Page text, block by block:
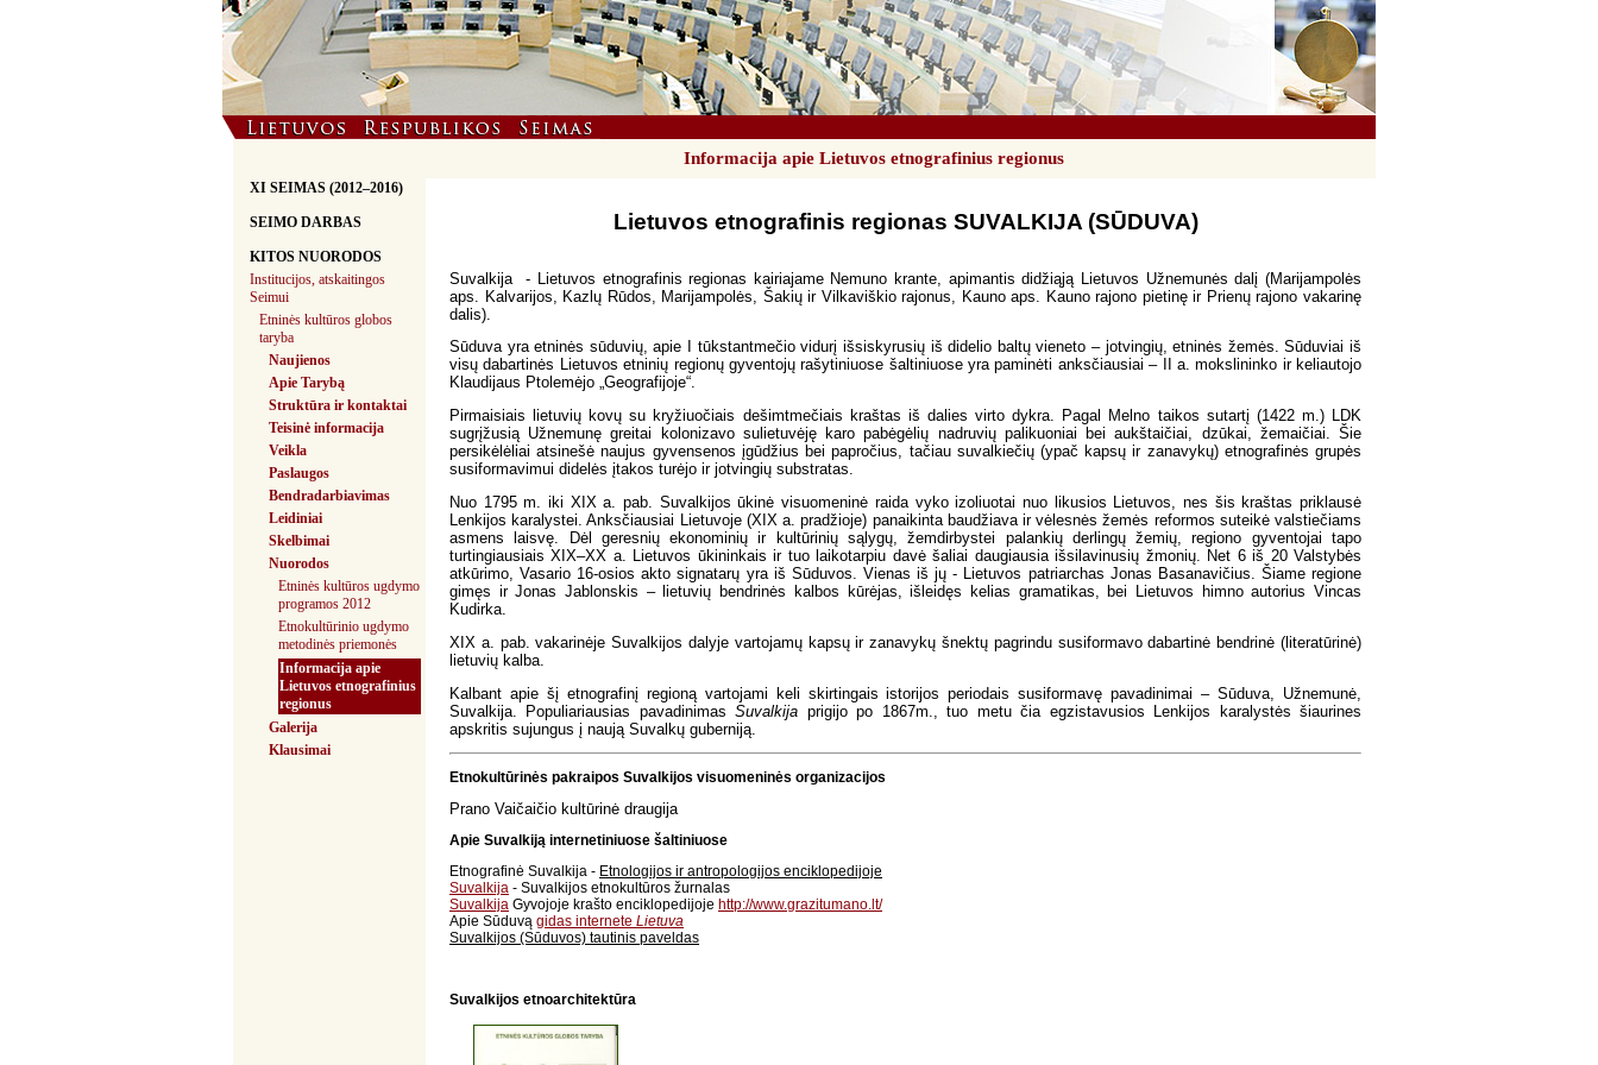
XI SEIMAS (2012–2016)
SEIMO DARBAS
KITOS NUORODOS
Institucijos, atskaitingos
Seimui
Etninės kultūros globos
taryba
Naujienos
Apie Tarybą
Struktūra ir kontaktai
Teisinė informacija
Veikla
Paslaugos
Bendradarbiavimas
Leidiniai
Skelbimai
Nuorodos
Etninės kultūros ugdymo
programos 2012
Etnokultūrinio ugdymo
metodinės priemonės
Informacija apie
Lietuvos etnografinius
regionus
Galerija
Klausimai
Informacija apie Lietuvos etnografinius regionus
Lietuvos etnografinis regionas SUVALKIJA (SŪDUVA)
Suvalkija - Lietuvos etnografinis regionas kairiajame Nemuno krante, apimantis didžiąją Lietuvos Užnemunės dalį (Marijampolės
aps. Kalvarijos, Kazlų Rūdos, Marijampolės, Šakių ir Vilkaviškio rajonus, Kauno aps. Kauno rajono pietinę ir Prienų rajono vakarinę
dalis).
Sūduva yra etninės sūduvių, apie I tūkstantmečio vidurį išsiskyrusių iš didelio baltų vieneto – jotvingių, etninės žemės. Sūduviai iš
visų dabartinės Lietuvos etninių regionų gyventojų rašytiniuose šaltiniuose yra paminėti anksčiausiai – II a. mokslininko ir keliautojo
Klaudijaus Ptolemėjo „Geografijoje“.
Pirmaisiais lietuvių kovų su kryžiuočiais dešimtmečiais kraštas iš dalies virto dykra. Pagal Melno taikos sutartį (1422 m.) LDK
sugrįžusią Užnemunę greitai kolonizavo sulietuvėję karo pabėgėlių nadruvių palikuoniai bei aukštaičiai, dzūkai, žemaičiai. Šie
persikėlėliai atsinešė naujus gyvensenos įgūdžius bei papročius, tačiau suvalkiečių (ypač kapsų ir zanavykų) etnografinės grupės
susiformavimui didelės įtakos turėjo ir jotvingių substratas.
Nuo 1795 m. iki XIX a. pab. Suvalkijos ūkinė visuomeninė raida vyko izoliuotai nuo likusios Lietuvos, nes šis kraštas priklausė
Lenkijos karalystei. Anksčiausiai Lietuvoje (XIX a. pradžioje) panaikinta baudžiava ir vėlesnės žemės reformos suteikė valstiečiams
asmens laisvę. Dėl geresnių ekonominių ir kultūrinių sąlygų, žemdirbystei palankių derlingų žemių, regiono gyventojai tapo
turtingiausiais XIX–XX a. Lietuvos ūkininkais ir tuo laikotarpiu davė šaliai daugiausia išsilavinusių žmonių. Net 6 iš 20 Valstybės
atkūrimo, Vasario 16-osios akto signatarų yra iš Sūduvos. Vienas iš jų - Lietuvos patriarchas Jonas Basanavičius. Šiame regione
gimęs ir Jonas Jablonskis – lietuvių bendrinės kalbos kūrėjas, išleidęs kelias gramatikas, bei Lietuvos himno autorius Vincas
Kudirka.
XIX a. pab. vakarinėje Suvalkijos dalyje vartojamų kapsų ir zanavykų šnektų pagrindu susiformavo dabartinė bendrinė (literatūrinė)
lietuvių kalba.
Kalbant apie šį etnografinį regioną vartojami keli skirtingais istorijos periodais susiformavę pavadinimai – Sūduva, Užnemunė,
Suvalkija. Populiariausias pavadinimasSuvalkija prigijo po 1867m., tuo metu čia egzistavusios Lenkijos karalystės šiaurines
apskritis sujungus į naują Suvalkų guberniją.
Etnokultūrinės pakraipos Suvalkijos visuomeninės organizacijos
Prano Vaičaičio kultūrinė draugija
Apie Suvalkiją internetiniuose šaltiniuose
Etnografinė Suvalkija - Etnologijos ir antropologijos enciklopedijoje
Suvalkija - Suvalkijos etnokultūros žurnalas
Suvalkija Gyvojoje krašto enciklopedijoje http://www.grazitumano.lt/
Apie Sūduvą gidas internete Lietuva
Suvalkijos (Sūduvos) tautinis paveldas
Suvalkijos etnoarchitektūra